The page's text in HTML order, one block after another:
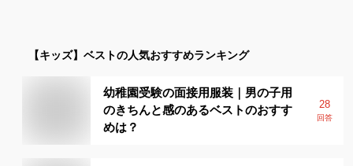
【キッズ】 ベストの人気おすすめランキング
幼稚園受験の面接用服装｜男の子用
のきちんと感のあるベストのおすす
めは？
28
回答